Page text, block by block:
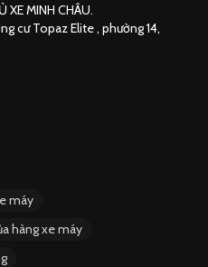
XE MINH CHÂU.
cư Topaz Elite , phường 14,
máy
hàng xe máy